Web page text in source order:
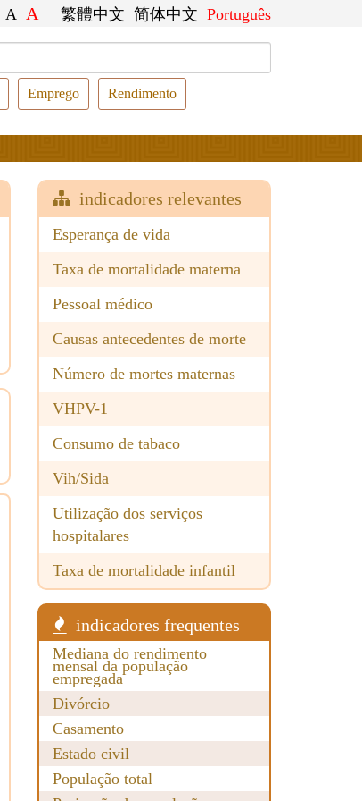
A A 繁體中文 简体中文 Português
Emprego Rendimento
indicadores relevantes
Esperança de vida
Taxa de mortalidade materna
Pessoal médico
Causas antecedentes de morte
Número de mortes maternas
VHPV-1
Consumo de tabaco
Vih/Sida
Utilização dos serviços
hospitalares
Taxa de mortalidade infantil
indicadores frequentes
Mediana do rendimento
mensal da população
empregada
Divórcio
Casamento
Estado civil
População total